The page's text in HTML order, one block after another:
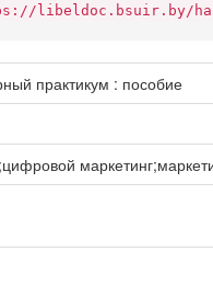
libeldoc.bsuir.by/
практикум : пособие